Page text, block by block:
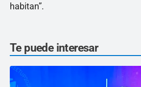
habitan”.
Te puede interesar